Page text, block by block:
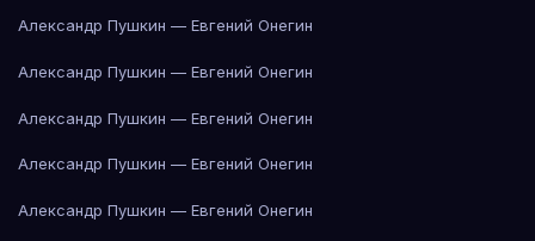
Александр Пушкин — Евгений Онегин
Александр Пушкин — Евгений Онегин
Александр Пушкин — Евгений Онегин
Александр Пушкин — Евгений Онегин
Александр Пушкин — Евгений Онегин